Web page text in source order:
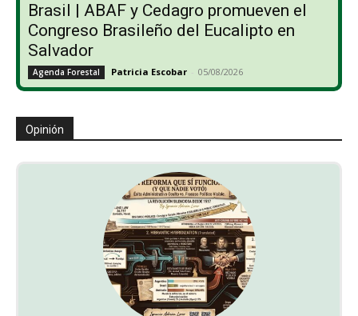
Brasil | ABAF y Cedagro promueven el
Congreso Brasileño del Eucalipto en
Salvador
Agenda Forestal Patricia Escobar - 05/08/2026
Opinión